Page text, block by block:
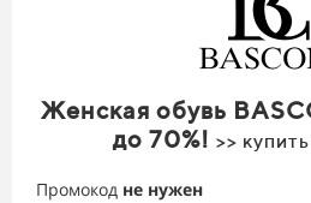
Женская обувь
до 70%! >>
Промокод не нужен